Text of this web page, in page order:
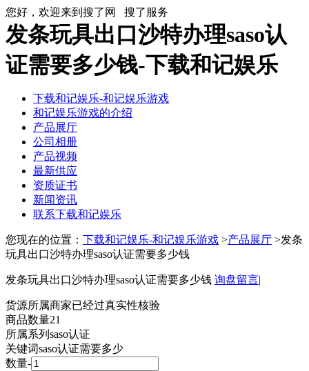
您好，欢迎来到搜了网 搜了服务
发条玩具出口沙特办理saso认
证需要多少钱-下载和记娱乐
下载和记娱乐-和记娱乐游戏
和记娱乐游戏的介绍
产品展厅
公司相册
产品视频
最新供应
资质证书
新闻资讯
联系下载和记娱乐
您现在的位置： 下载和记娱乐-和记娱乐游戏 >产品展厅 >发条
玩具出口沙特办理saso认证需要多少钱
发条玩具出口沙特办理saso认证需要多少钱 询盘留言|
货源所属商家已经过真实性核验
商品数量21
所属系列 saso认证
关键词saso认证需要多少
数量-